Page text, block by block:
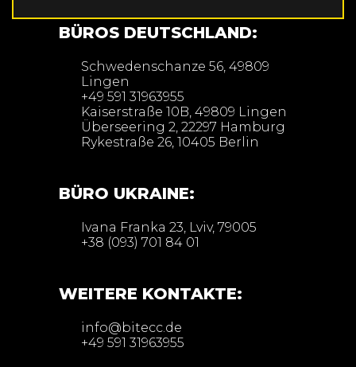
BÜROS DEUTSCHLAND:
Schwedenschanze 56, 49809
Lingen
+49 591 31963955
Kaiserstraße 10B, 49809 Lingen
Überseering 2, 22297 Hamburg
Rykestraße 26, 10405 Berlin
BÜRO UKRAINE:
Ivana Franka 23, Lviv, 79005
+38 (093) 701 84 01
WEITERE KONTAKTE:
info@bitecc.de
+49 591 31963955